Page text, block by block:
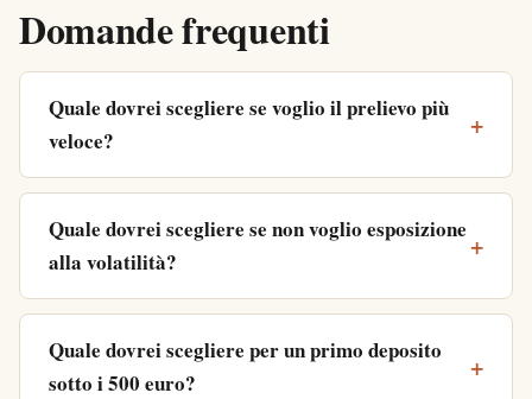
Domande frequenti
Quale dovrei scegliere se voglio il prelievo più
veloce?
Quale dovrei scegliere se non voglio esposizione
alla volatilità?
Quale dovrei scegliere per un primo deposito
sotto i 500 euro?